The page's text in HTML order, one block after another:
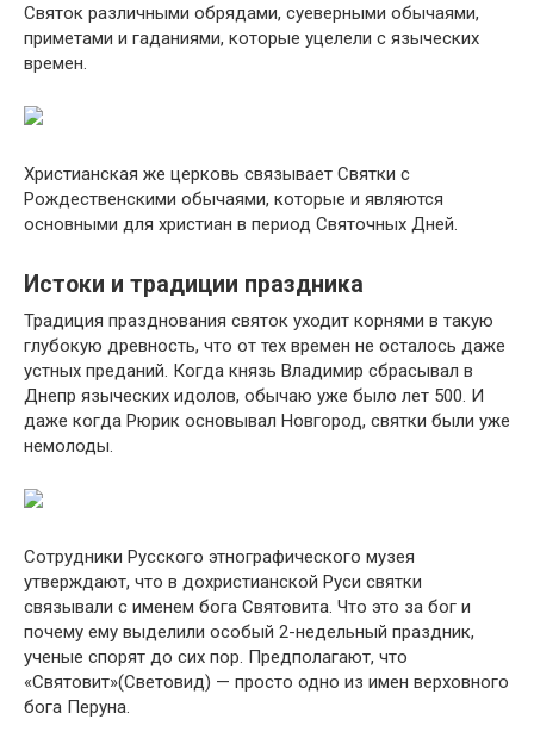
Святок различными обрядами, суеверными обычаями,
приметами и гаданиями, которые уцелели с языческих
времен.
Христианская же церковь связывает Святки с
Рождественскими обычаями, которые и являются
основными для христиан в период Святочных Дней.
Истоки и традиции праздника
Традиция празднования святок уходит корнями в такую
глубокую древность, что от тех времен не осталось даже
устных преданий. Когда князь Владимир сбрасывал в
Днепр языческих идолов, обычаю уже было лет 500. И
даже когда Рюрик основывал Новгород, святки были уже
немолоды.
Сотрудники Русского этнографического музея
утверждают, что в дохристианской Руси святки
связывали с именем бога Святовита. Что это за бог и
почему ему выделили особый 2-недельный праздник,
ученые спорят до сих пор. Предполагают, что
«Святовит»(Световид) — просто одно из имен верховного
бога Перуна.